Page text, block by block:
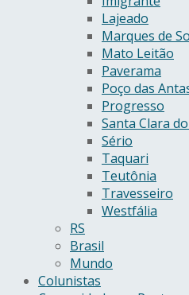
Lajeado
Marques de
Mato Leitão
Paverama
Poço das
Progresso
Santa Clara
Sério
Taquari
Teutônia
Travesseiro
Westfália
RS
Brasil
Mundo
Colunistas